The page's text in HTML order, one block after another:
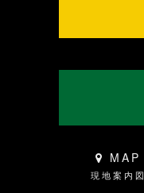
MAP
現地案内図